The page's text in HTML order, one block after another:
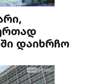
დაიხრჩო